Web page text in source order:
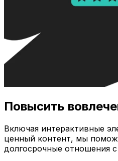
Повысить
Включая интерактивные
ценный контент, мы
долгосрочные отношения